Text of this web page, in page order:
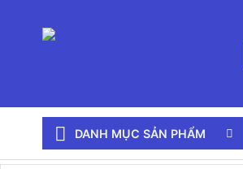
DANH MỤC SẢN PHẨM